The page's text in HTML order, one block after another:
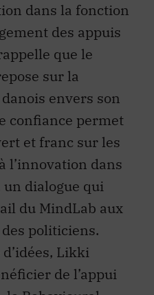
dans la fonction
des appuis
que le
sur la
envers son
confiance permet
et franc sur les
l’innovation dans
dialogue qui
du MindLab aux
politiciens.
Likki
de l’appui